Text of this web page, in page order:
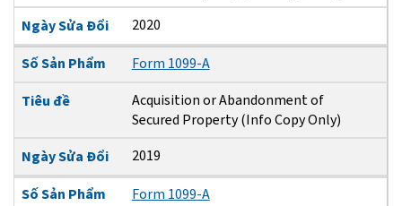
Ngày Sửa Đổi
2020
Số Sản Phẩm
Form 1099-A
Tiêu đề
Acquisition or Abandonment of
Secured Property (Info Copy Only)
Ngày Sửa Đổi
2019
Số Sản Phẩm
Form 1099-A